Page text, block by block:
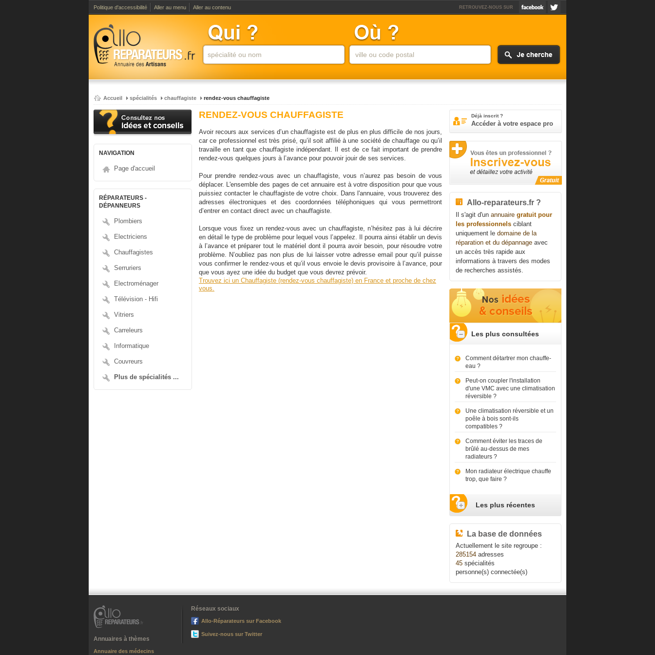
Politique d'accessibilité Aller au menu Aller au contenu RETROUVEZ-NOUS SUR
Accueil spécialités chauffagiste rendez-vous chauffagiste
NAVIGATION
Page d'accueil
RÉPARATEURS -
DÉPANNEURS
Plombiers
Electriciens
Chauffagistes
Serruriers
Electroménager
Télévision - Hifi
Vitriers
Carreleurs
Informatique
Couvreurs
Plus de spécialités ...
RENDEZ-VOUS CHAUFFAGISTE
Avoir recours aux services d’un chauffagiste est de plus en plus difficile de nos jours,
car ce professionnel est très prisé, qu’il soit affilié à une société de chauffage ou qu’il
travaille en tant que chauffagiste indépendant. Il est de ce fait important de prendre
rendez-vous quelques jours à l’avance pour pouvoir jouir de ses services.
Pour prendre rendez-vous avec un chauffagiste, vous n’aurez pas besoin de vous
déplacer. L'ensemble des pages de cet annuaire est à votre disposition pour que vous
puissiez contacter le chauffagiste de votre choix. Dans l'annuaire, vous trouverez des
adresses électroniques et des coordonnées téléphoniques qui vous permettront
d’entrer en contact direct avec un chauffagiste.
Lorsque vous fixez un rendez-vous avec un chauffagiste, n’hésitez pas à lui décrire
en détail le type de problème pour lequel vous l’appelez. Il pourra ainsi établir un devis
à l’avance et préparer tout le matériel dont il pourra avoir besoin, pour résoudre votre
problème. N’oubliez pas non plus de lui laisser votre adresse email pour qu’il puisse
vous confirmer le rendez-vous et qu’il vous envoie le devis provisoire à l’avance, pour
que vous ayez une idée du budget que vous devrez prévoir.
Trouvez ici un Chauffagiste (rendez-vous chauffagiste) en France et proche de chez
vous.
Déjà inscrit ?
Accéder à votre espace pro
Allo-reparateurs.fr ?
Il s'agit d'un annuaire gratuit pour
les professionnelsciblant
uniquement le domaine de la
réparation et du dépannageavec
un accès très rapide aux
informations à travers des modes
de recherches assistés.
Les plus consultées
Comment détartrer mon chauffe-
eau ?
Peut-on coupler l'installation
d'une VMC avec une climatisation
réversible ?
Une climatisation réversible et un
poêle à bois sont-ils
compatibles ?
Comment éviter les traces de
brûlé au-dessus de mes
radiateurs ?
Mon radiateur électrique chauffe
trop, que faire ?
Les plus récentes
La base de données
Actuellement le site regroupe :
285154adresses
45spécialités
personne(s) connectée(s)
Annuaires à thèmes
Annuaire des médecins
Réseaux sociaux
Allo-Réparateurs sur Facebook
Suivez-nous sur Twitter